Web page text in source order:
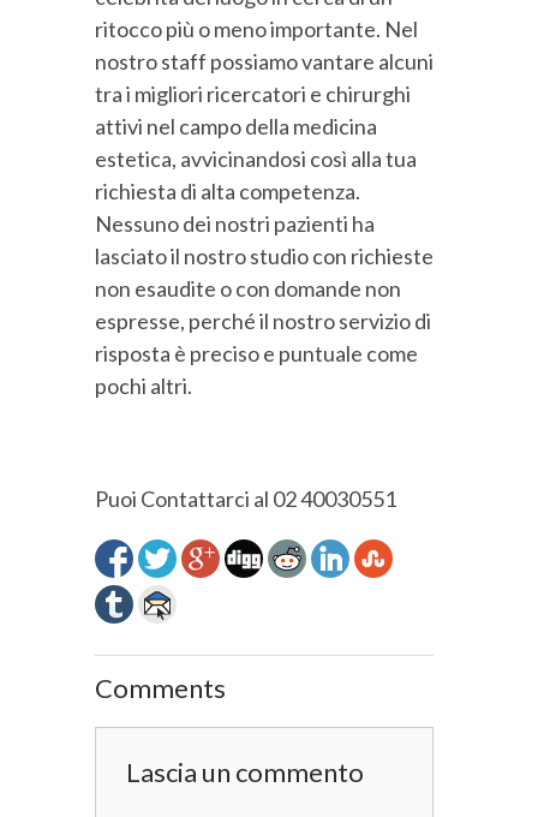
ritocco più o meno importante. Nel
nostro staff possiamo vantare alcuni
tra i migliori ricercatori e chirurghi
attivi nel campo della medicina
estetica, avvicinandosi così alla tua
richiesta di alta competenza.
Nessuno dei nostri pazienti ha
lasciato il nostro studio con richieste
non esaudite o con domande non
espresse, perché il nostro servizio di
risposta è preciso e puntuale come
pochi altri.
Puoi Contattarci al 02 40030551
Comments
Lascia un commento